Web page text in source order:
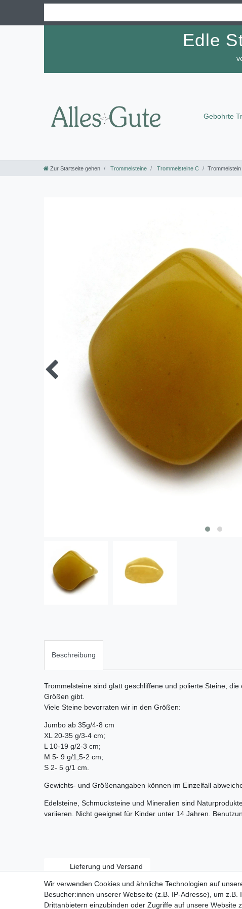
Edle
Gebohrte
Zur Startseite gehen Trommelsteine Trommelsteine C
Beschreibung
Trommelsteine sind glatt geschliffene und polierte Steine,
Größen gibt.
Viele Steine bevorraten wir in den Größen:
Jumbo ab 35g/4-8 cm
XL 20-35 g/3-4 cm;
L 10-19 g/2-3 cm;
M 5- 9 g/1,5-2 cm;
S 2- 5 g/1 cm.
Gewichts- und Größenangaben können im Einzelfall
Edelsteine, Schmucksteine und Mineralien sind
variieren. Nicht geeignet für Kinder unter 14 Jahren.
Lieferung und Versand
Wir verwenden Cookies und ähnliche Technologien auf
Besucher:innen unserer Webseite (z.B. IP-Adresse), um
Drittanbietern einzubinden oder Zugriffe auf unsere Website